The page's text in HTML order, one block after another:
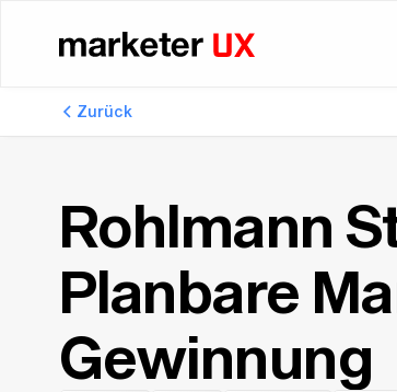
Zurück
Rohlmann
Planbare
Gewinnung